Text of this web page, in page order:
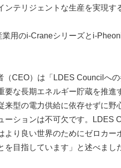
テリジェントな生産を実現す
用のi-Craneシリーズとi-
（CEO）は「LDES Councilへ
要な長期エネルギー貯蔵を推
来型の電力供給に依存せずに
ーションは不可欠です。LDES
より良い世界のためにゼロカ
目指しています」と述べまし